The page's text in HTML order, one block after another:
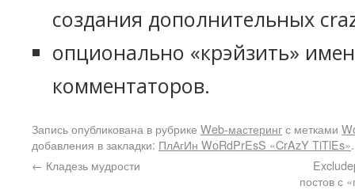
создания дополнительных
опционально «крэйзить»
комментаторов.
Запись опубликована в рубрике Web-мастерингс метками
добавления в закладки: ПлАгИн WoRdPrEsS «CrAzY TiTlEs».
← Кладезь мудрости
постов с